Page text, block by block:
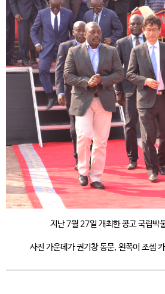
지난 7월 27일 개최한 콩고 국립박
사진 가운데가 권기창 동문, 왼쪽이 조셉